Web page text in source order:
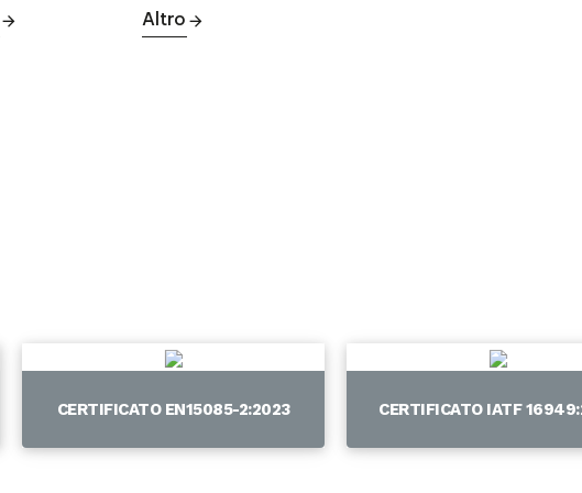
Altro
CERTIFICATO EN15085-2:2023 CERTIFICATO IATF